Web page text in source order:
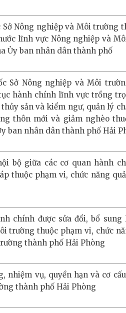
Sở Nông nghiệp và Môi trường
lĩnh vực Nông nghiệp và
Ủy ban nhân dân thành phố
Sở Nông nghiệp và Môi
hành chính lĩnh vực trồng
sản và kiểm ngư, quản lý
thôn mới và giảm nghèo
ban nhân dân thành phố Hải
bộ giữa các cơ quan hành
thuộc phạm vi, chức năng
chính được sửa đổi, bổ sung
trường thuộc phạm vi, chức
thành phố Hải Phòng
nhiệm vụ, quyền hạn và cơ
thành phố Hải Phòng